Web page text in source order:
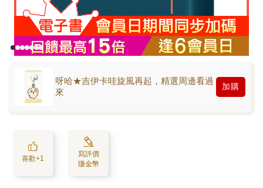
呀哈★吉伊卡哇旋風再起，精選周邊看過
來
加購
喜歡+1
寫評價
賺金幣